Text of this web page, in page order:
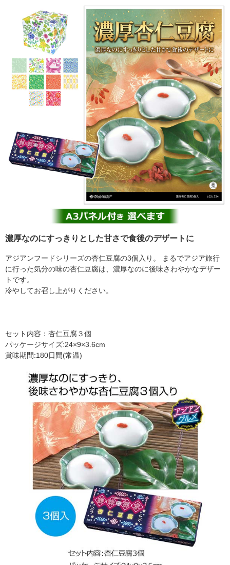
濃厚なのにすっきりとした甘さで食後のデザートに
アジアンフードシリーズの杏仁豆腐の3個入り。 まるでアジア旅行
に行った気分の味の杏仁豆腐は、濃厚なのに後味さわやかなデザー
トです。
冷やしてお召し上がりください。
セット内容：杏仁豆腐３個
パッケージサイズ:24×9×3.6cm
賞味期間:180日間(常温)